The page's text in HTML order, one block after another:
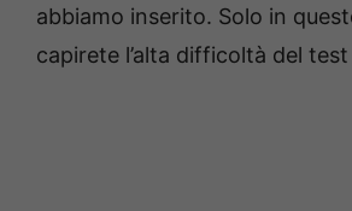
abbiamo inserito. Solo in
capirete l’alta difficoltà del